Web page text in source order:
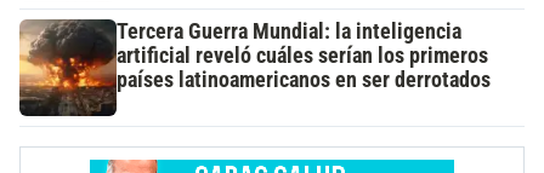
Tercera Guerra Mundial: la inteligencia
artificial reveló cuáles serían los primeros
países latinoamericanos en ser derrotados